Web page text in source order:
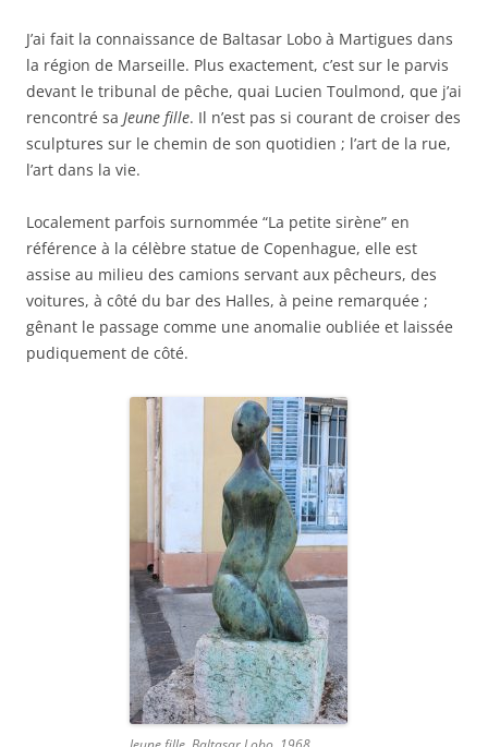
J’ai fait la connaissance de Baltasar Lobo à Martigues dans
la région de Marseille. Plus exactement, c’est sur le parvis
devant le tribunal de pêche, quai Lucien Toulmond, que j’ai
rencontré sa Jeune fille. Il n’est pas si courant de croiser des
sculptures sur le chemin de son quotidien ; l’art de la rue,
l’art dans la vie.
Localement parfois surnommée “La petite sirène” en
référence à la célèbre statue de Copenhague, elle est
assise au milieu des camions servant aux pêcheurs, des
voitures, à côté du bar des Halles, à peine remarquée ;
gênant le passage comme une anomalie oubliée et laissée
pudiquement de côté.